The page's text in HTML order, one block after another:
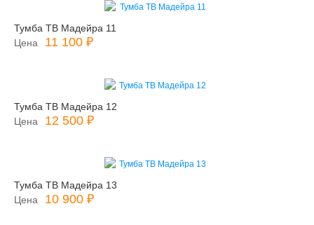
Тумба ТВ Мадейра 11
Цена
11 100 ₽
Тумба ТВ Мадейра 12
Цена
12 500 ₽
Тумба ТВ Мадейра 13
Цена
10 900 ₽